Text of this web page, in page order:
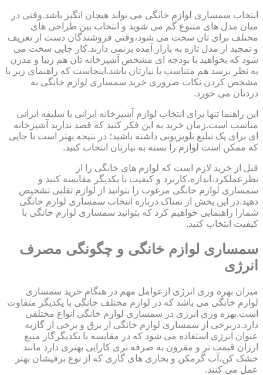
انتخاب سمساری لوازم خانگی می تواند هیجان انگیز باشد.وقتی در
میان مدل های متنوع گم می شوید و انتخاب بین طراحی های
مختلف برای تان سخت می شود،وقتی فروشندگان دست از تعریف
و تمجید از مدل تازه به بازار آمده برنمی دارند.کار جایی سخت می
شود که بخواهید با بودجه ای مشخص آشپزخانه تان هم زیبا و مدرن
به نظر برسد هم متناسب با نیازتان باشد.اینجاست که راهنمای زیر با
مشخص کردن نکات ضروری خرید سمساری لوازم خانگی به
دردتان می خورد.
این راهنما تنها برای انتخاب لوازم آشپزخانه ایرانی با سلیقه ایرانی
مناسب است.زمان خرید به این فکر کنید که قصد ندارید آشپزخانه
ای برای یک تبلیغ تلویزیونی داشته باشید؛ در نتیجه بهتر است تا جایی
که ممکن است لوازم را بسته به نیازتان انتخاب کنید.
قبل از خرید لازم است که لوازم های خانگی را از
نظرعملکرد،اندازه،کاربرد و کیفیت با یکدیگر مقایسه کنید و
سمساری لوازم خانگی مرغوب را بتوانید از لوازم تقلبی تشخیص
دهید.در این بخش از نمناک درباره انتخاب سمساری لوازم خانگی
شمارا راهنمایی خواهیم کرد که بتوانید سمساری لوازم خانگی با
کیفیت انتخاب کنید.
سمساری لوازم خانگی و چگونگی مصرف
انرژی
میزان بهره وری انرژی ازعوامل مهم در هنگام خرید سمساری
لوازم خانگی می باشد که در لوازم مختلف خانگی با یکدیگر متفاوت
است.بهره وری انرژی در سمساری لوازم خانگی انواع مختلفی
دارد.دربرخی از سمساری لوازم خانگی از برق و برخی از گازبه
عنوان انرژی استفاده می شود که در مقایسه با یکدیگرگاز منبع
ارزان قیمت تر و مقرون به صرفه تری کارایی بهتری دارد مانند
خشک کن،آب گرمکن و بخاری های گازی که از نوع برقیشان بهتر
عمل می کنند.